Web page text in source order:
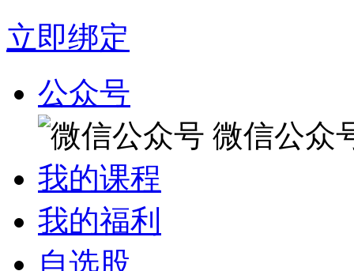
立即绑定
公众号
微信公众
我的课程
我的福利
自选股